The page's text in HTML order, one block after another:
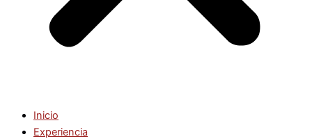
Inicio
Experiencia